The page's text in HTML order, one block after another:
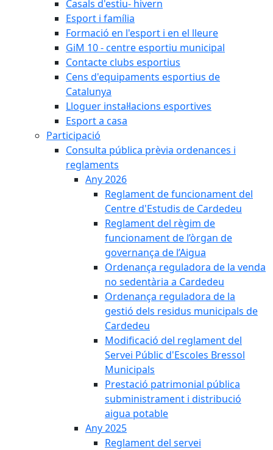
Casals d'estiu- hivern
Esport i família
Formació en l'esport i en el lleure
GiM 10 - centre esportiu municipal
Contacte clubs esportius
Cens d'equipaments esportius de
Catalunya
Lloguer instal·lacions esportives
Esport a casa
Participació
Consulta pública prèvia ordenances i
reglaments
Any 2026
Reglament de funcionament del
Centre d'Estudis de Cardedeu
Reglament del règim de
funcionament de l’òrgan de
governança de l’Aigua
Ordenança reguladora de la venda
no sedentària a Cardedeu
Ordenança reguladora de la
gestió dels residus municipals de
Cardedeu
Modificació del reglament del
Servei Públic d'Escoles Bressol
Municipals
Prestació patrimonial pública
subministrament i distribució
aigua potable
Any 2025
Reglament del servei